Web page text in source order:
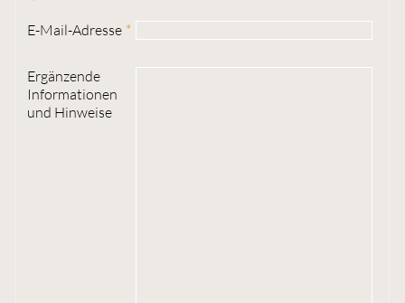
E-Mail-Adresse
Ergänzende
Informationen
und Hinweise